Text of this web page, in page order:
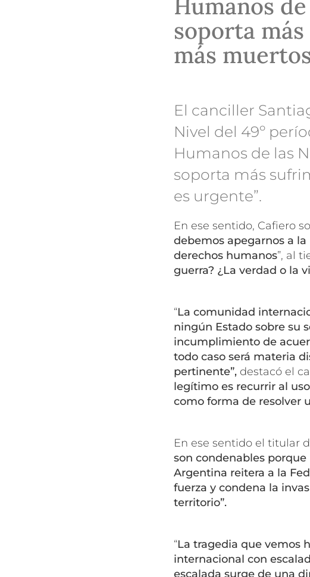
Humanos
soporta
más
El canciller
Nivel del 49º
Humanos de las
soporta más
es urgente”.
En ese sentido, Cafiero
debemos apegarnos a
derechos humanos”, al
guerra? ¿La verdad o la
“La comunidad
ningún Estado sobre su
incumplimiento de
todo caso será materia
pertinente”, destacó el
legítimo es recurrir al
como forma de resolver
En ese sentido el titular
son condenables
Argentina reitera a la
fuerza y condena la
territorio”.
“La tragedia que vemos
internacional con
escalada surge de una